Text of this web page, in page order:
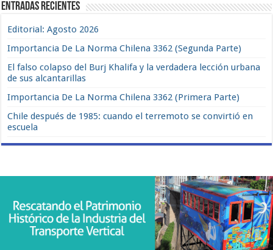
Entradas recientes
Editorial: Agosto 2026
Importancia De La Norma Chilena 3362 (Segunda Parte)
El falso colapso del Burj Khalifa y la verdadera lección urbana
de sus alcantarillas
Importancia De La Norma Chilena 3362 (Primera Parte)
Chile después de 1985: cuando el terremoto se convirtió en
escuela